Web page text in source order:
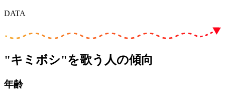
DATA
"キミボシ"を歌う人の傾向
年齢